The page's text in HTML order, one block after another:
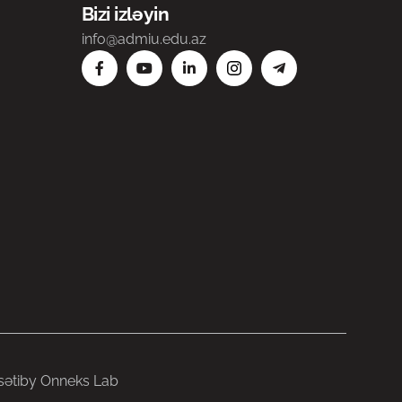
Bizi izləyin
info@admiu.edu.az
by Onneks Lab